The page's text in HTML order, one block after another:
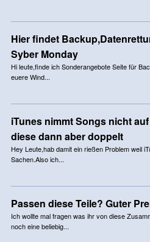
Hier findet
Syber Monday
Hi leute,finde ich Sonderangebote Seite für
euere Wind...
iTunes nimmt Songs nicht
diese dann aber doppelt
Hey Leute,hab damit ein rießen Problem weil
Sachen.Also ich...
Passen diese Teile? Guter
Ich wollte mal fragen was ihr von diese
noch eine beliebig...